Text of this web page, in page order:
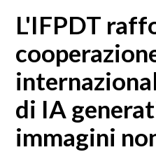
L'IFPDT
di IA
immagini